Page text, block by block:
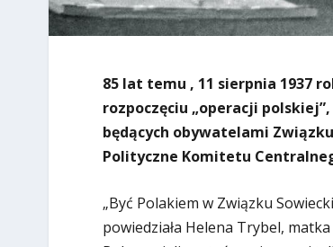
85 lat temu , 11 sierpnia 1937
rozpoczęciu „operacji
będących obywatelami
Polityczne Komitetu
„Być Polakiem w Związku
powiedziała Helena Trybel,